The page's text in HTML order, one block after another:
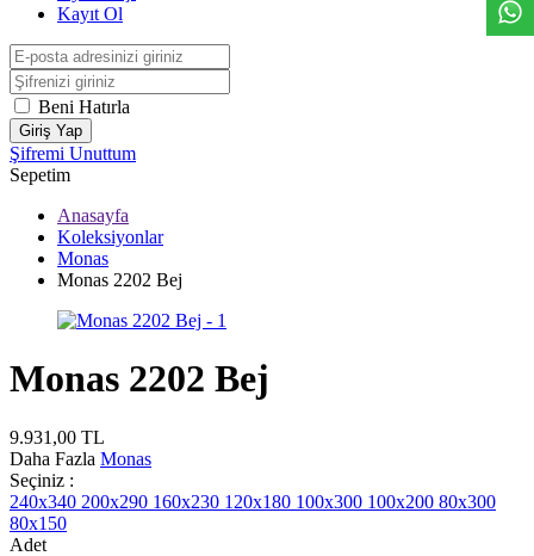
Kayıt Ol
Beni Hatırla
Giriş Yap
Şifremi Unuttum
Sepetim
Anasayfa
Koleksiyonlar
Monas
Monas 2202 Bej
Monas 2202 Bej
9.931,00 TL
Daha Fazla Monas
Seçiniz :
240x340 200x290 160x230 120x180 100x300 100x200 80x300
80x150
Adet